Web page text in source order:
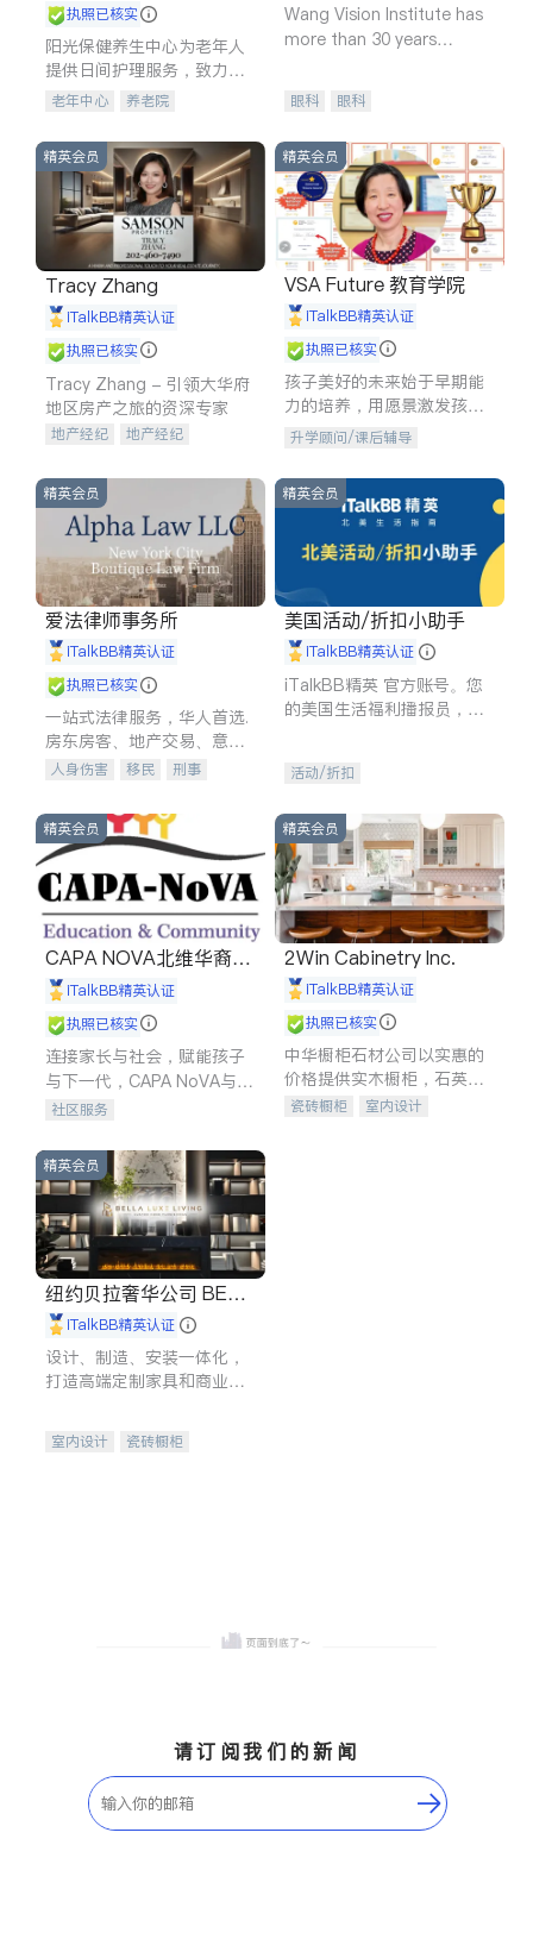
执照已核实
阳光保健养生中心为老年人
提供日间护理服务，致力于
通过持续的护理创新来有效
老年中心 养老院
Wang Vision Institute has
more than 30 years
眼科 眼科
精英会员
Tracy Zhang
iTalkBB精英认证
执照已核实
Tracy Zhang - 引领大华府
地区房产之旅的资深专家
地产经纪
地产经纪
商铺租售
精英会员
VSA Future 教育学院
iTalkBB精英认证
执照已核实
孩子美好的未来始于早期能
力的培养，用愿景激发孩子
的学习潜力和动力。理念：
拥有成长型心态是成功的基
石。
升学顾问/课后辅导
精英会员
爱法律师事务所
iTalkBB精英认证
执照已核实
一站式法律服务，华人首选.
房东房客、地产交易、意外
伤害、车祸重伤、商业诉
建筑合同、刑事案件全包办
人身伤害 移民
刑事
信托/遗嘱
商业
索赔
律师-其它 保释
精英会员
美国活动/折扣小助手
iTalkBB精英认证
iTalkBB精英 官方账号。您
的美国生活福利播报员，精
专属福利。
活动/折扣
精英会员
CAPA NOVA北维华裔家
长会iTalkBB精英认证
执照已核实
连接家长与社会，赋能孩子
与下一代，CAPA NoVA与您
携手建设包容、公平、充满
社区服务
精英会员
2Win Cabinetry Inc.
iTalkBB精英认证
执照已核实
中华橱柜石材公司以实惠的
价格提供实木橱柜，石英石
台面，多种优质不锈钢水
瓷砖橱柜
室内设计
精英会员
纽约贝拉奢华公司 BELL
A LUXE
iTalkBB精英认证
设计、制造、安装一体化，
打造高端定制家具和商业空
室内设计
瓷砖橱柜
请订阅我们的新闻